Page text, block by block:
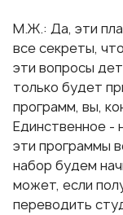
М.Ж.: Да, эти
все секреты,
эти вопросы
только будет
программ, вы,
Единственное -
эти программы
набор будем
может, если
переводить